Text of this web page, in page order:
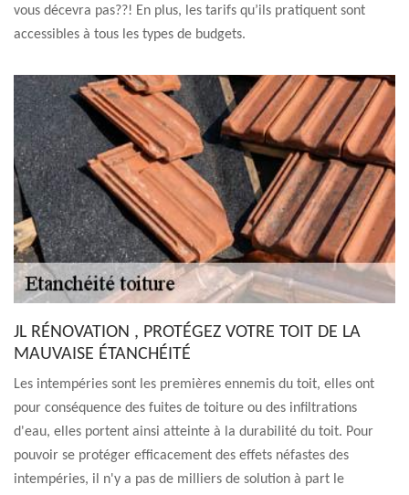
vous décevra pas??! En plus, les tarifs qu’ils pratiquent sont
accessibles à tous les types de budgets.
JL RÉNOVATION , PROTÉGEZ VOTRE TOIT DE LA
MAUVAISE ÉTANCHÉITÉ
Les intempéries sont les premières ennemis du toit, elles ont
pour conséquence des fuites de toiture ou des infiltrations
d'eau, elles portent ainsi atteinte à la durabilité du toit. Pour
pouvoir se protéger efficacement des effets néfastes des
intempéries, il n'y a pas de milliers de solution à part le